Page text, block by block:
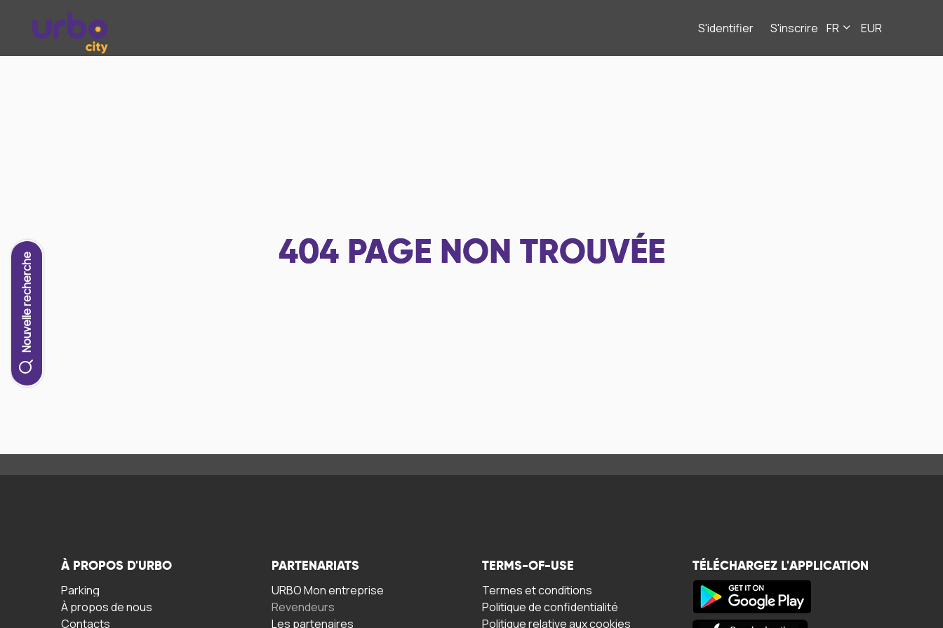
S'identifier S'inscrire FR EUR
Nouvelle recherche 404 PAGE NON TROUVÉE
À PROPOS D'URBO
Parking
À propos de nous
Contacts
PARTENARIATS
URBO Mon entreprise
Revendeurs
Les partenaires
TERMS-OF-USE
Termes et conditions
Politique de confidentialité
Politique relative aux cookies
TÉLÉCHARGEZ L'APPLICATION